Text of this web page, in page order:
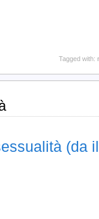
Tagged with:
(da